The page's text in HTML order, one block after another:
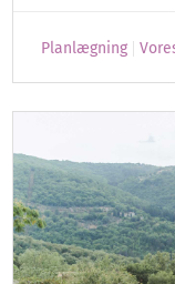
Planlægning